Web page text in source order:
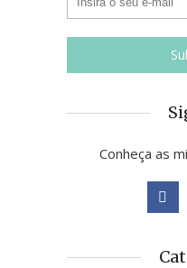
Conheça as